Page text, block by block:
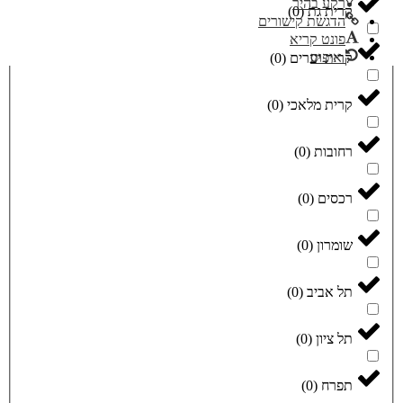
קרית גת(
0
)
קרית יערים (
0
)
קרית מלאכי (
0
)
רחובות (
0
)
רכסים (
0
)
שומרון (
0
)
תל אביב (
0
)
תל ציון (
0
)
תפרח (
0
)
רקע בהיר
הדגשת קישורים
פונט קריא
איפוס